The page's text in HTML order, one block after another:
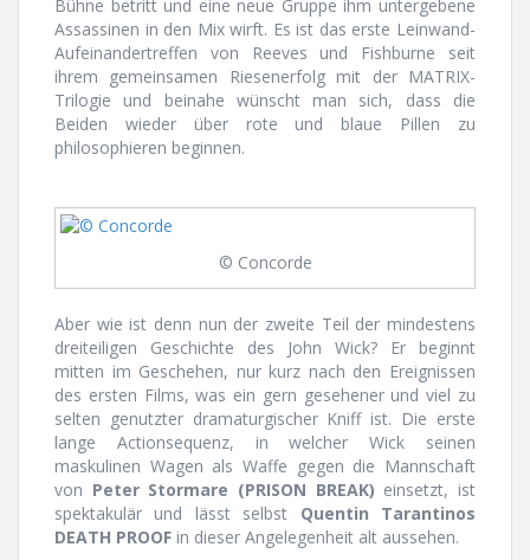
Bühne betritt und eine neue Gruppe ihm untergebene
Assassinen in den Mix wirft. Es ist das erste Leinwand-
Aufeinandertreffen von Reeves und Fishburne seit
ihrem gemeinsamen Riesenerfolg mit der MATRIX-
Trilogie und beinahe wünscht man sich, dass die
Beiden wieder über rote und blaue Pillen zu
philosophieren beginnen.
© Concorde
Aber wie ist denn nun der zweite Teil der mindestens
dreiteiligen Geschichte des John Wick? Er beginnt
mitten im Geschehen, nur kurz nach den Ereignissen
des ersten Films, was ein gern gesehener und viel zu
selten genutzter dramaturgischer Kniff ist. Die erste
lange Actionsequenz, in welcher Wick seinen
maskulinen Wagen als Waffe gegen die Mannschaft
von Peter Stormare (PRISON BREAK) einsetzt, ist
spektakulär und lässt selbst Quentin Tarantinos
DEATH PROOF in dieser Angelegenheit alt aussehen.